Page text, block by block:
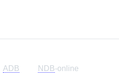
ADB NDB-online